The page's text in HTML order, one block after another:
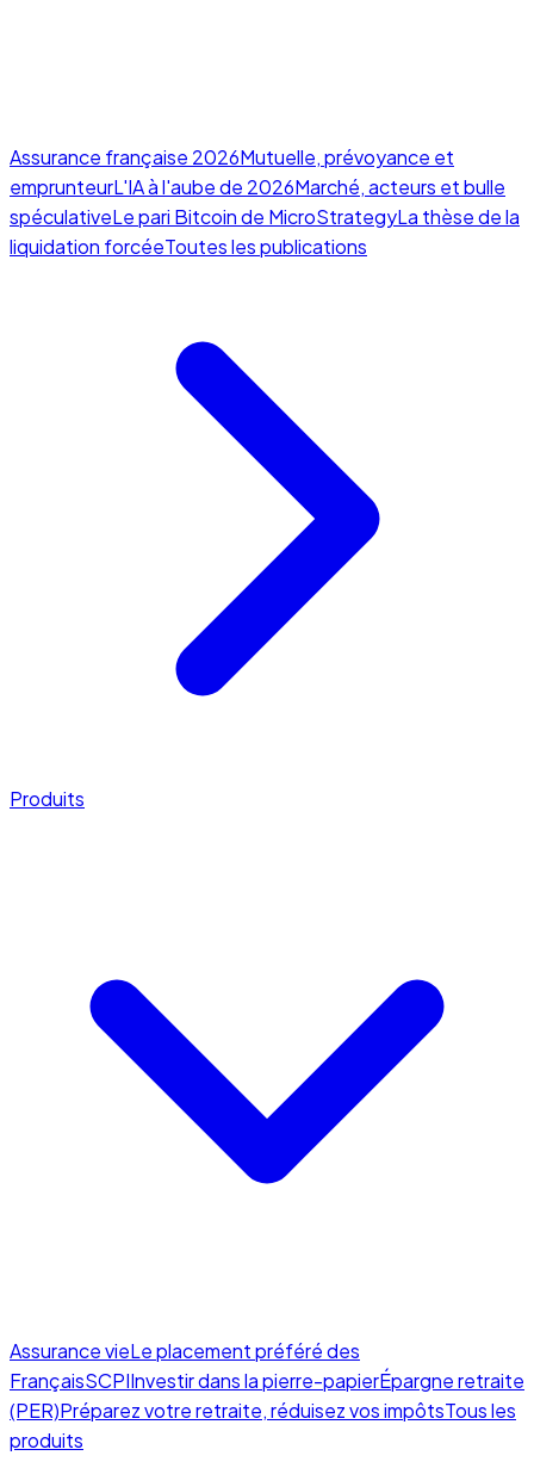
Assurance française 2026Mutuelle, prévoyance et
emprunteurL'IA à l'aube de 2026Marché, acteurs et bulle
spéculativeLe pari Bitcoin de MicroStrategyLa thèse de la
liquidation forcéeToutes les publications
Produits
Assurance vieLe placement préféré des
FrançaisSCPIInvestir dans la pierre-papierÉpargne retraite
(PER)Préparez votre retraite, réduisez vos impôtsTous les
produits